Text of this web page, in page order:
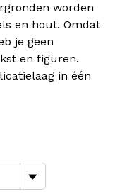
worden
en hout. Omdat
je geen
en figuren.
in één